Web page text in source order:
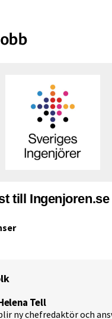
till Ingenjoren.se
Tell
ny chefredaktör och